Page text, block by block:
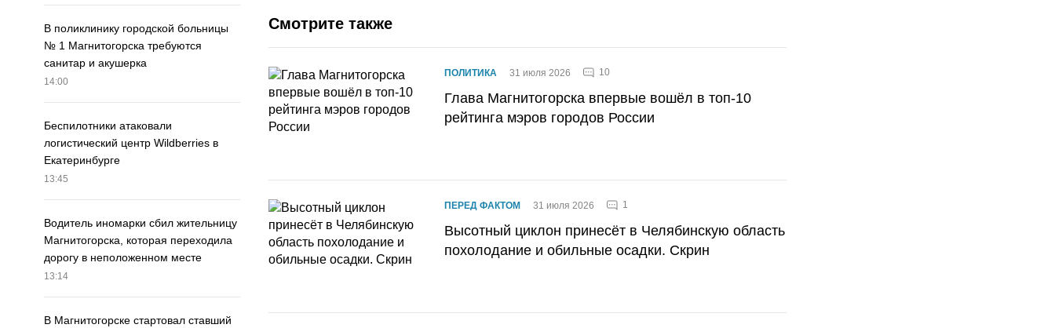
В поликлинику городской больницы
№ 1 Магнитогорска требуются
санитар и акушерка
14:00
Беспилотники атаковали
логистический центр Wildberries в
Екатеринбурге
13:45
Водитель иномарки сбил жительницу
Магнитогорска, которая переходила
дорогу в неположенном месте
13:14
В Магнитогорске стартовал ставший
Смотрите также
ПОЛИТИКА 31 июля 2026 10
Глава Магнитогорска впервые вошёл в топ-10
рейтинга мэров городов России
ПЕРЕД ФАКТОМ 31 июля 2026 1
Высотный циклон принесёт в Челябинскую область
похолодание и обильные осадки. Скрин